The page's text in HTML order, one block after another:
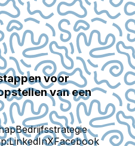
voor
van een
Bedrijfsstrategie
LinkedInXFacebook